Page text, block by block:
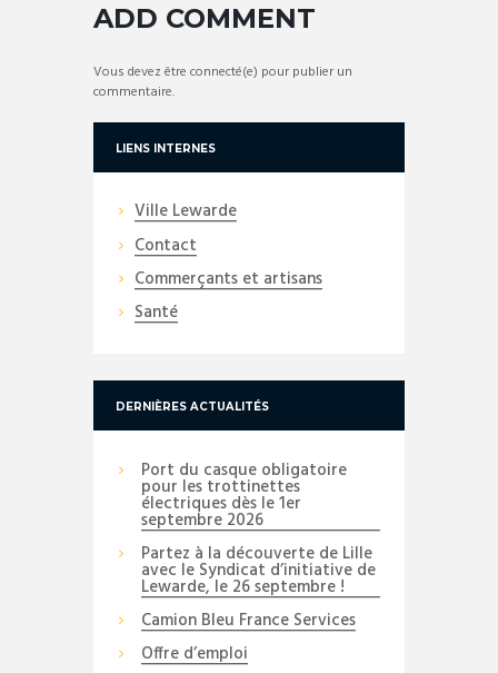
ADD COMMENT
Vous devez être connecté(e) pour publier un
commentaire.
LIENS INTERNES
Ville Lewarde
Contact
Commerçants et artisans
Santé
DERNIÈRES ACTUALITÉS
Port du casque obligatoire
pour les trottinettes
électriques dès le 1er
septembre 2026
Partez à la découverte de Lille
avec le Syndicat d’initiative de
Lewarde, le 26 septembre !
Camion Bleu France Services
Offre d’emploi